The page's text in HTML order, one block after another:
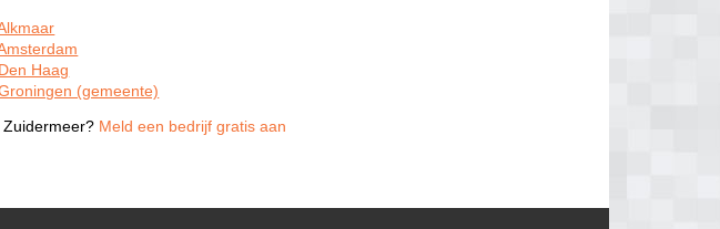
Haag
(gemeente)
Zuidermeer? Meld een bedrijf gratis aan